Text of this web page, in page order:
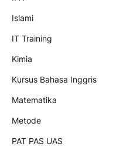
Islami
IT Training
Kimia
Kursus Bahasa Inggris
Matematika
Metode
PAT PAS UAS